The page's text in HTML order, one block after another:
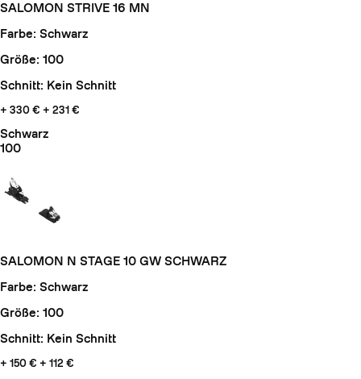
SALOMON STRIVE 16 MN
Farbe: Schwarz
Größe: 100
Schnitt: Kein Schnitt
+ 330 € + 231 €
Schwarz
100
SALOMON N STAGE 10 GW SCHWARZ
Farbe: Schwarz
Größe: 100
Schnitt: Kein Schnitt
+ 150 € + 112 €